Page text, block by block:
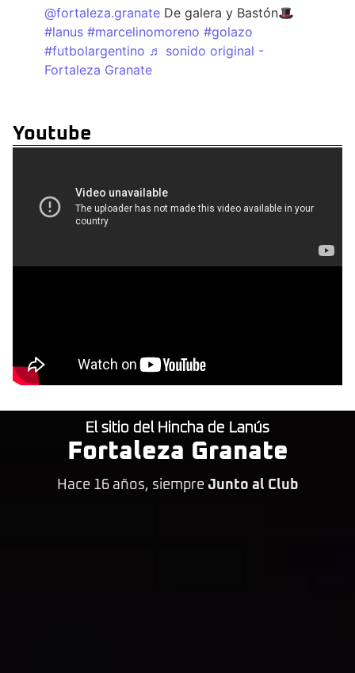
@fortaleza.granate De galera y Bastón🎩
#lanus #marcelinomoreno #golazo
#futbolargentino ♬ sonido original -
Fortaleza Granate
Youtube
El sitio del Hincha de Lanús
Fortaleza Granate
Hace 16 años, siempre Junto al Club